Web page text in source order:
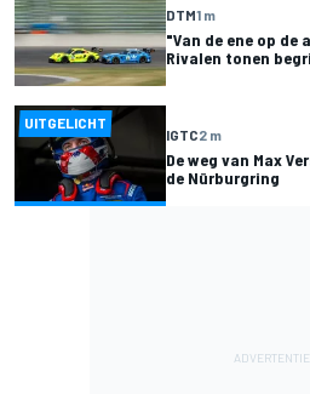
DTM1 m
"Van de ene op de
Rivalen tonen
UITGELICHT
IGTC2 m
De weg van Max
de Nürburgring